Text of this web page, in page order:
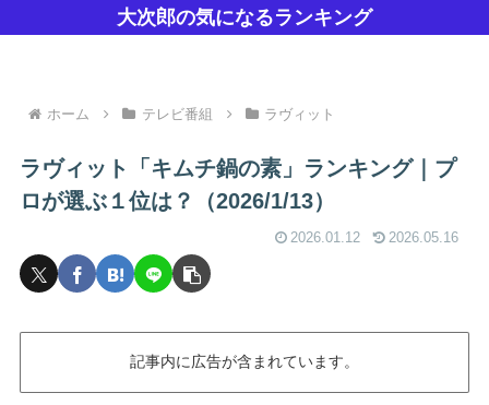
大次郎の気になるランキング
ホーム テレビ番組 ラヴィット
ラヴィット「キムチ鍋の素」ランキング｜プ
ロが選ぶ１位は？（2026/1/13）
2026.01.12 2026.05.16
記事内に広告が含まれています。